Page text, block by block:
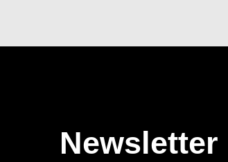
Newsletter